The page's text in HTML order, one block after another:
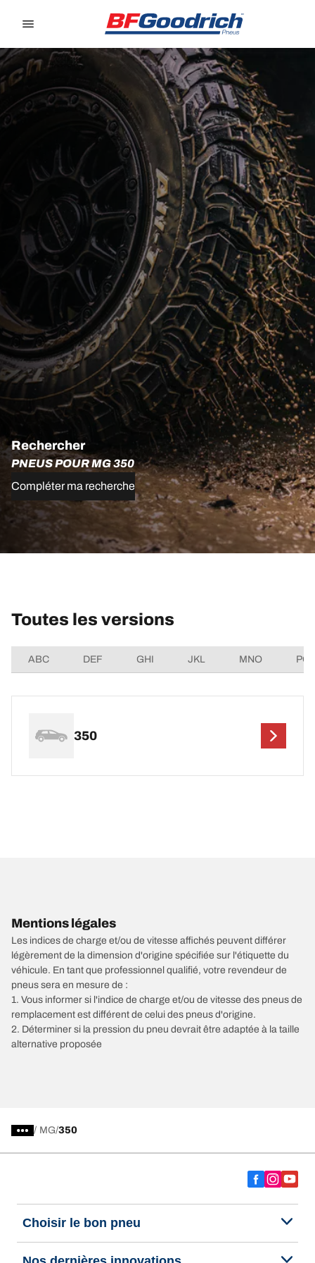
Rechercher
PNEUS POUR MG 350
Compléter ma recherche
Toutes les versions
ABC DEF GHI JKL MNO
350
Mentions légales
Les indices de charge et/ou de vitesse affichés peuvent différer
légèrement de la dimension d'origine spécifiée sur l'étiquette du
véhicule. En tant que professionnel qualifié, votre revendeur de
pneus sera en mesure de :
1. Vous informer si l'indice de charge et/ou de vitesse des pneus de
remplacement est différent de celui des pneus d'origine.
2. Déterminer si la pression du pneu devrait être adaptée à la taille
alternative proposée
/ MG 350
Choisir le bon pneu